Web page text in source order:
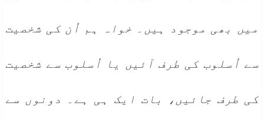
میں بھی موجود ہیں۔ خواہ ہم اُن کی شخصیت
سے اُسلوب کی طرف آئیں یا اُسلوب سے شخصیت
کی طرف جائیں، بات ایک ہی ہے۔ دونوں سے